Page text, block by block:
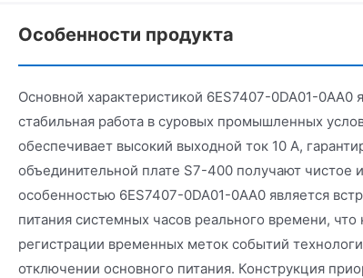
Особенности продукта
Основной характеристикой 6ES7407-0DA01-0AA0
стабильная работа в суровых промышленных
обеспечивает высокий выходной ток 10 А,
объединительной плате S7-400 получают чистое
особенностью 6ES7407-0DA01-0AA0 является
питания системных часов реального времени,
регистрации временных меток событий
отключении основного питания. Конструкция